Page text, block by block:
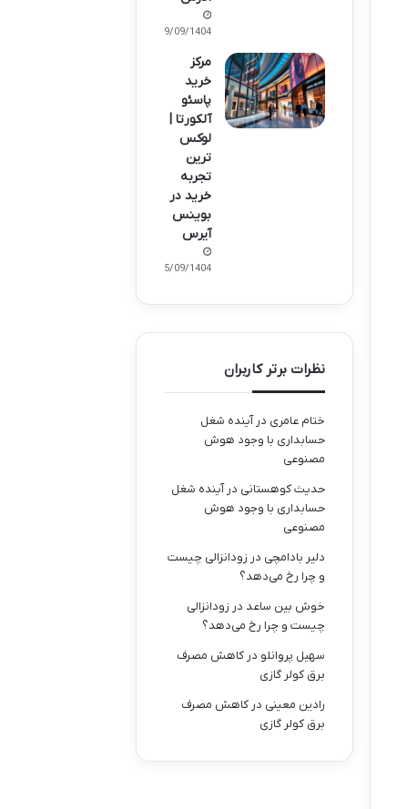
19/09/1404
مرکز
خرید
پاسئو
آلکورتا |
لوکس
ترین
تجربه
خرید در
بوینس
آیرس
15/09/1404
نظرات برتر کاربران
ختام عامری درآینده شغل
حسابداری با وجود هوش
مصنوعی
حدیث کوهستانی درآینده شغل
حسابداری با وجود هوش
مصنوعی
دلیر بادامچی در زودانزالی چیست
و چرا رخ می‌دهد؟
خوش بین ساعددر زودانزالی
چیست و چرا رخ می‌دهد؟
سهیل پروانلو در کاهش مصرف
برق کولر گازی
رادین معینی در کاهش مصرف
برق کولر گازی